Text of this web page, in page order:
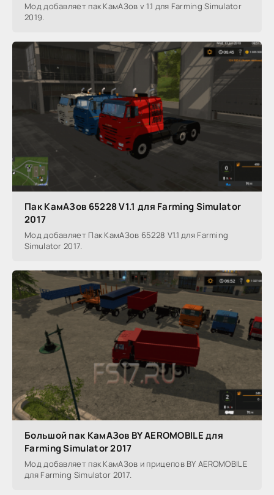
Мод добавляет пак КамАЗов v 1.1 для Farming Simulator
2019.
Пак КамАЗов 65228 V1.1 для Farming Simulator
2017
Мод добавляет Пак КамАЗов 65228 V1.1 для Farming
Simulator 2017.
Большой пак КамАЗов BY AEROMOBILE для
Farming Simulator 2017
Мод добавляет пак КамАЗов и прицепов BY AEROMOBILE
для Farming Simulator 2017.